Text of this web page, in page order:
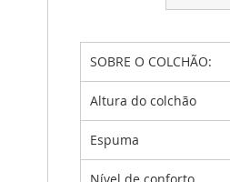
Galeria
imagens
SOBRE O COLCHÃO:
Altura do colchão
Espuma